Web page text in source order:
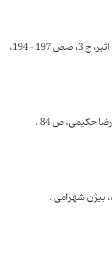
1- مقاتل الطالبین، صص 44 – 28، ابن اثیر، ج 3، صص 197 – 194،